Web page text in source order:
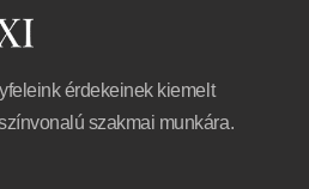
érdekeinek kiemelt
szakmai munkára.